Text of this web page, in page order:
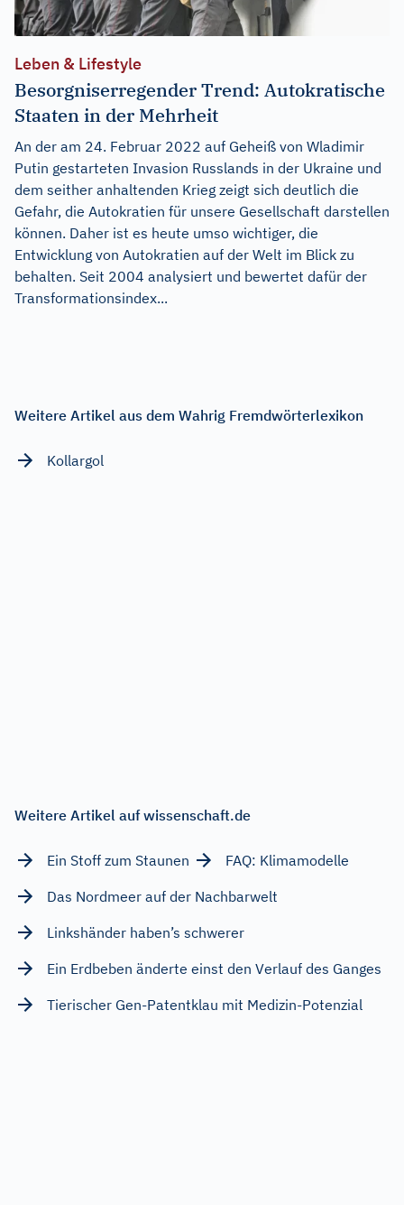
Leben & Lifestyle
Besorgniserregender Trend: Autokratische
Staaten in der Mehrheit
An der am 24. Februar 2022 auf Geheiß von Wladimir
Putin gestarteten Invasion Russlands in der Ukraine und
dem seither anhaltenden Krieg zeigt sich deutlich die
Gefahr, die Autokratien für unsere Gesellschaft darstellen
können. Daher ist es heute umso wichtiger, die
Entwicklung von Autokratien auf der Welt im Blick zu
behalten. Seit 2004 analysiert und bewertet dafür der
Transformationsindex...
Weitere Artikel aus dem Wahrig Fremdwörterlexikon
Kollargol
Weitere Artikel auf wissenschaft.de
Ein Stoff zum Staunen
FAQ: Klimamodelle
Das Nordmeer auf der Nachbarwelt
Linkshänder haben’s schwerer
Ein Erdbeben änderte einst den Verlauf des Ganges
Tierischer Gen-Patentklau mit Medizin-Potenzial